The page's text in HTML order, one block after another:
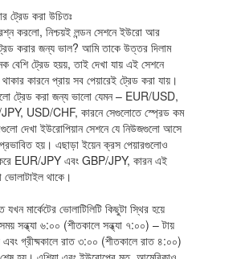
ট্রেড করা উচিতঃ
করলো, নিশ্চয়ই লন্ডন সেশনে ইউরো আর
করার জন্য ভাল? আমি তাকে উত্তর দিলাম
বেশি ট্রেড হয়য়, তাই দেখা যায় এই সেশনে
কারনে প্রায় সব পেয়ারেই ট্রেড করা যায়।
ট্রেড করা জন্য ভালো যেমন – EUR/USD,
USD/CHF, কারনে সেগুলোতে স্প্রেড কম
দেখা ইউরোপিয়ান সেশনে যে নিউজগুলো আসে
হয়। এছাড়া ইয়েন ক্রস পেয়ারগুলোও
করে EUR/JPY এবং GBP/JPY, কারন এই
ভোলাটাইল থাকে।
মার্কেটের ভোলাটিলিটি কিছুটা স্থির হয়ে
সন্ধ্যা ৬:০০ (শীতকালে সন্ধ্যা ৭:০০) – টায়
গ্রীষ্মকালে রাত ৩:০০ (শীতকালে রাত ৪:০০)